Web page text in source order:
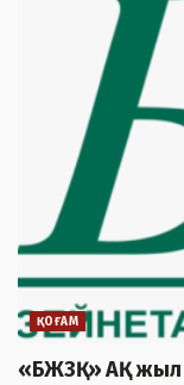
ҚОҒАМ
«БЖЗҚ» АҚ жыл